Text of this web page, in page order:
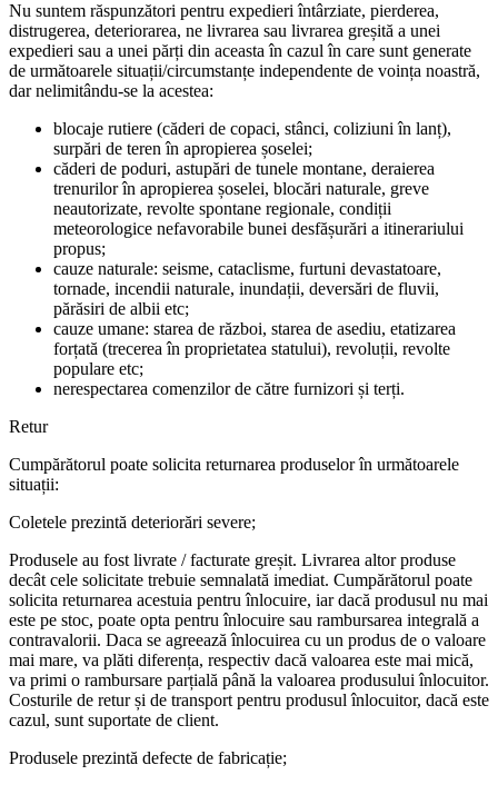
Nu suntem răspunzători pentru expedieri întârziate, pierderea,
distrugerea, deteriorarea, ne livrarea sau livrarea greșită a unei
expedieri sau a unei părți din aceasta în cazul în care sunt generate
de următoarele situații/circumstanțe independente de voința noastră,
dar nelimitându-se la acestea:
blocaje rutiere (căderi de copaci, stânci, coliziuni în lanț),
surpări de teren în apropierea șoselei;
căderi de poduri, astupări de tunele montane, deraierea
trenurilor în apropierea șoselei, blocări naturale, greve
neautorizate, revolte spontane regionale, condiții
meteorologice nefavorabile bunei desfășurări a itinerariului
propus;
cauze naturale: seisme, cataclisme, furtuni devastatoare,
tornade, incendii naturale, inundații, deversări de fluvii,
părăsiri de albii etc;
cauze umane: starea de război, starea de asediu, etatizarea
forțată (trecerea în proprietatea statului), revoluții, revolte
populare etc;
nerespectarea comenzilor de către furnizori și terți.
Retur
Cumpărătorul poate solicita returnarea produselor în următoarele
situații:
Coletele prezintă deteriorări severe;
Produsele au fost livrate / facturate greșit. Livrarea altor produse
decât cele solicitate trebuie semnalată imediat. Cumpărătorul poate
solicita returnarea acestuia pentru înlocuire, iar dacă produsul nu mai
este pe stoc, poate opta pentru înlocuire sau rambursarea integrală a
contravalorii. Daca se agreează înlocuirea cu un produs de o valoare
mai mare, va plăti diferența, respectiv dacă valoarea este mai mică,
va primi o rambursare parțială până la valoarea produsului înlocuitor.
Costurile de retur și de transport pentru produsul înlocuitor, dacă este
cazul, sunt suportate de client.
Produsele prezintă defecte de fabricație;